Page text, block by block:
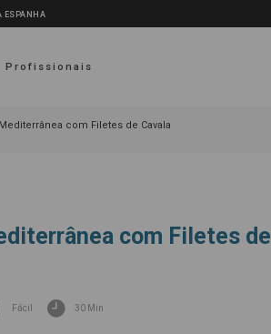
ESPANHA
Profissionais
com Filetes de Cavala
com Filetes de
Fácil 30 Min